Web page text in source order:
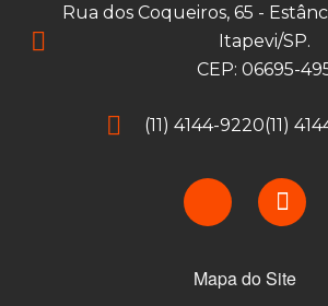
Rua dos Coqueiros, 65 -
Itapevi/SP.
CEP: 06695-
(11) 4144-9220(11)
Mapa do Site